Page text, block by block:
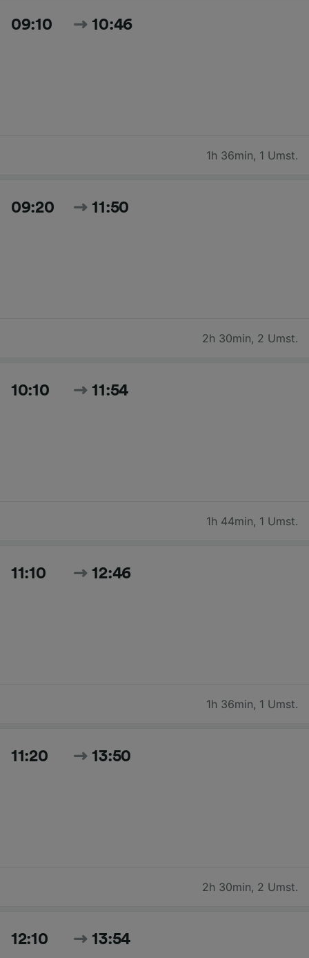
09:10 10:46
1h 36min, 1 Umst.
09:20 11:50
2h 30min, 2 Umst.
10:10 11:54
1h 44min, 1 Umst.
11:10 12:46
1h 36min, 1 Umst.
11:20 13:50
2h 30min, 2 Umst.
12:10 13:54